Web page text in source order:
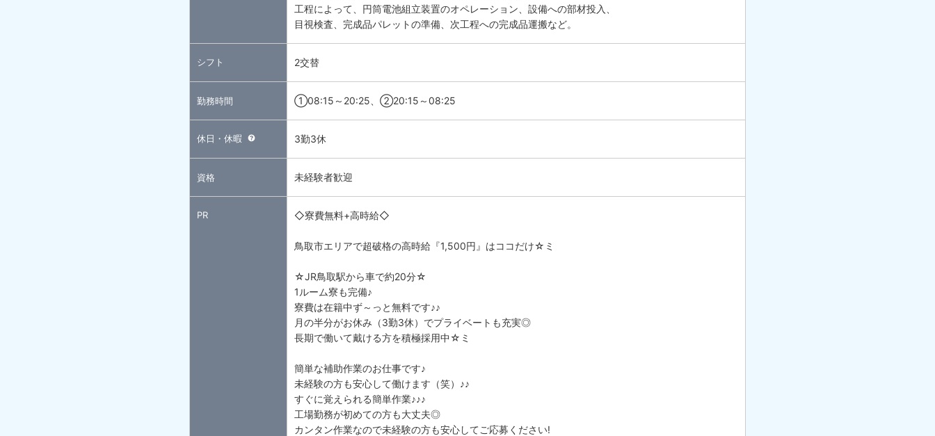
工程によって、円筒電池組立装置のオペレーション、設備への部材投入、
目視検査、完成品パレットの準備、次工程への完成品運搬など。
シフト 2交替
勤務時間 ①08:15～20:25、②20:15～08:25
休日・休暇 3勤3休
資格 未経験者歓迎
PR ◇寮費無料+高時給◇
鳥取市エリアで超破格の高時給『1,500円』はココだけ☆ミ
☆JR鳥取駅から車で約20分☆
1ルーム寮も完備♪
寮費は在籍中ず～っと無料です♪♪
月の半分がお休み（3勤3休）でプライベートも充実◎
長期で働いて戴ける方を積極採用中☆ミ
簡単な補助作業のお仕事です♪
未経験の方も安心して働けます（笑）♪♪
すぐに覚えられる簡単作業♪♪♪
工場勤務が初めての方も大丈夫◎
カンタン作業なので未経験の方も安心してご応募ください!